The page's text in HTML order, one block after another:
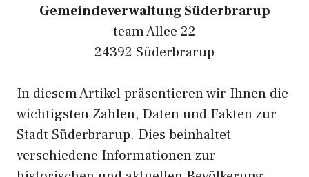
Gemeindeverwaltung Süderbrarup
team Allee 22
24392 Süderbrarup
In diesem Artikel präsentieren wir Ihnen die
wichtigsten Zahlen, Daten und Fakten zur
Stadt Süderbrarup. Dies beinhaltet
verschiedene Informationen zur